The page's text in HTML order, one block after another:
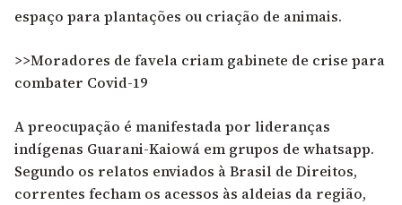
espaço para plantações ou criação de animais.
>>Moradores de favela criam gabinete de crise para
combater Covid-19
A preocupação é manifestada por lideranças
indígenas Guarani-Kaiowá em grupos de whatsapp.
Segundo os relatos enviados à Brasil de Direitos,
correntes fecham os acessos às aldeias da região,